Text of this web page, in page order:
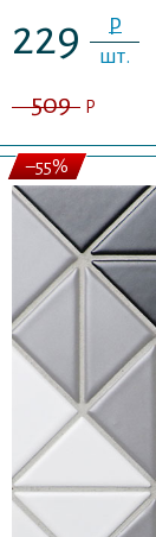
229 P
шт.
509 P
–55%